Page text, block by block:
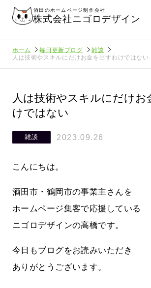
酒田のホームページ制作会社
株式会社ニゴロデザイン
ホーム 毎日更新ブログ
雑談
人は技術やスキルにだけお金を出すわけではない
人は技術やスキルにだけお
けではない
雑談 2023.09.26
こんにちは。
酒田市・鶴岡市の事業主さんを
ホームページ集客で応援している
ニゴロデザインの高橋です。
今日もブログをお読みいただき
ありがとうございます。
ームペ
周りのがんばる経営者さ
気持ちでホームページで
2026.07.30